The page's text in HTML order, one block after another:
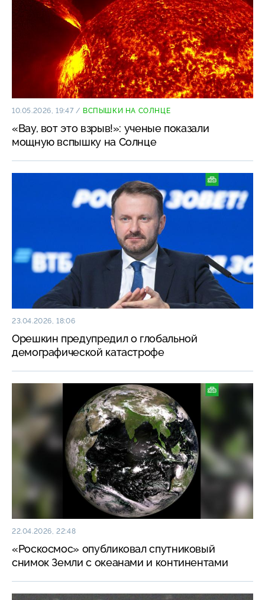
10.05.2026, 19:47/ ВСПЫШКИ НА СОЛНЦЕ
«Вау, вот это взрыв!»: ученые показали
мощную вспышку на Солнце
23.04.2026, 18:06
Орешкин предупредил о глобальной
демографической катастрофе
22.04.2026, 22:48
«Роскосмос» опубликовал спутниковый
снимок Земли с океанами и континентами